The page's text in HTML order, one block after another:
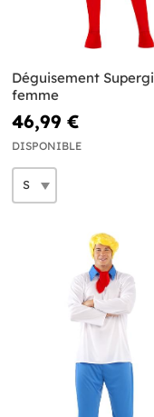
Déguisement
femme
46,99 €
DISPONIBLE